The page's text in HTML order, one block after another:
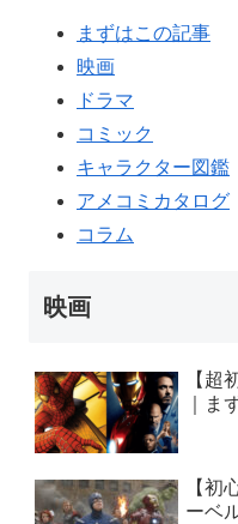
まずはこの記事
映画
ドラマ
コミック
キャラクター図鑑
アメコミカタログ
コラム
映画
【超
｜ま
【初
ーベ